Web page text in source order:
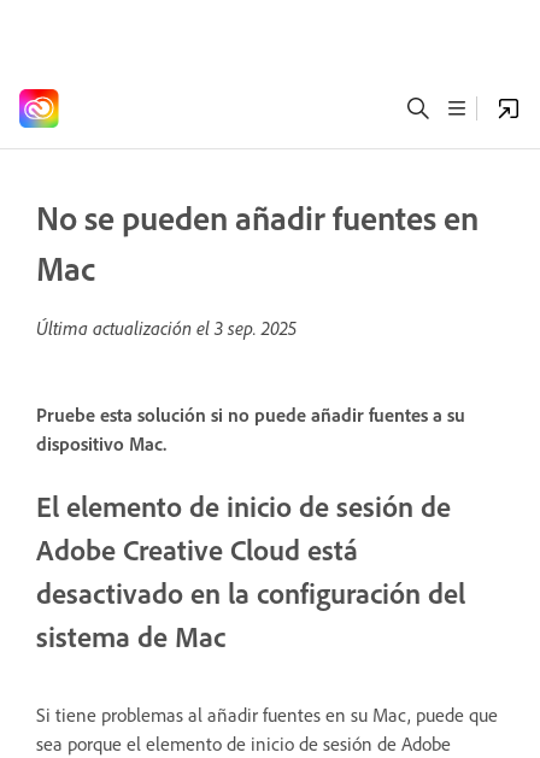
No se pueden añadir fuentes en
Mac
Última actualización el 3 sep. 2025
Pruebe esta solución si no puede añadir fuentes a su
dispositivo Mac.
El elemento de inicio de sesión de
Adobe Creative Cloud está
desactivado en la configuración del
sistema de Mac
Si tiene problemas al añadir fuentes en su Mac, puede que
sea porque el elemento de inicio de sesión de Adobe